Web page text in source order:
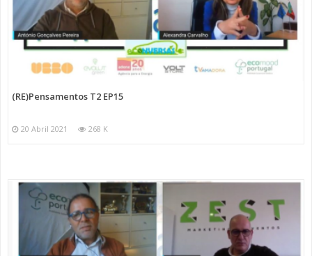
(RE)Pensamentos T2 EP15
20 Abril 2021 268 K